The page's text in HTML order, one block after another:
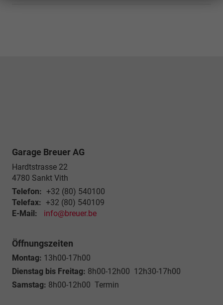
Garage Breuer AG
Hardtstrasse 22
4780 Sankt Vith
Telefon: +32 (80) 540100
Telefax: +32 (80) 540109
E-Mail:
info@breuer.be
Öffnungszeiten
Montag: 13h00-17h00
Dienstag bis Freitag: 8h00-12h00 12h30-17h00
Samstag: 8h00-12h00 Termin